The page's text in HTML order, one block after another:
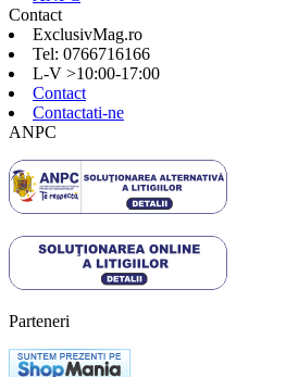
Contact
ExclusivMag.ro
Tel: 0766716166
L-V >10:00-17:00
Contact
Contactati-ne
ANPC
Parteneri